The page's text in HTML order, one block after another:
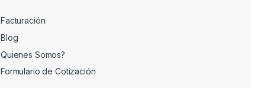
Facturación
Blog
Quienes Somos?
Formulario de Cotización